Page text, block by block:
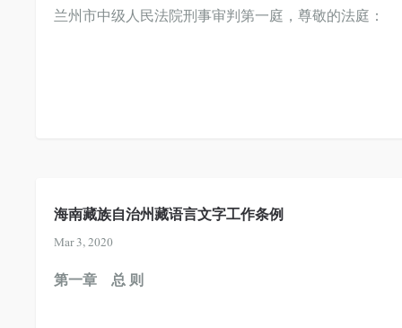
兰州市中级人民法院刑事审判第一庭，尊敬的法庭：
海南藏族自治州藏语言文字工作条例
Mar 3, 2020
第一章 总 则